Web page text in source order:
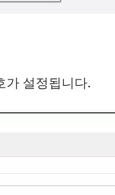
가 설정됩니다.